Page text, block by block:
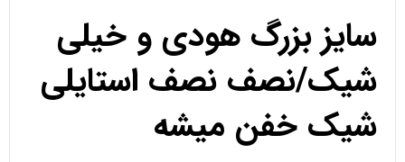
سایز بزرگ هودی و خیلی
شیک/نصف نصف استایلی
شیک خفن میشه